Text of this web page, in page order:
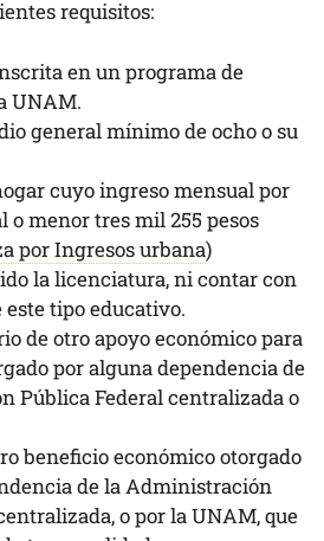
requisitos:
en un programa de
UNAM.
general mínimo de ocho o su
cuyo ingreso mensual por
o menor tres mil 255 pesos
por Ingresos urbana)
la licenciatura, ni contar con
tipo educativo.
de otro apoyo económico para
por alguna dependencia de
Pública Federal centralizada o
beneficio económico otorgado
de la Administración
o por la UNAM, que